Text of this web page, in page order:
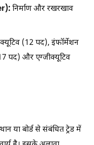
निर्माण और रखरखाव
(12 पद), इंफॉर्मेशन
पद) और एग्जीक्यूटिव
या बोर्ड से संबंधित ट्रेड में